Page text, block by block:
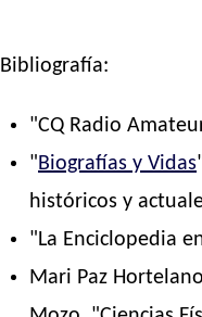
Bibliografía:
"CQ Radio
"Biografías y Vidas
históricos y
"La Enciclopedia
Mari Paz